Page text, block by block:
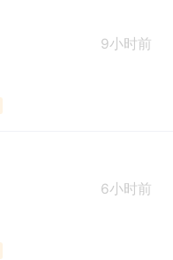
9小时前
6小时前